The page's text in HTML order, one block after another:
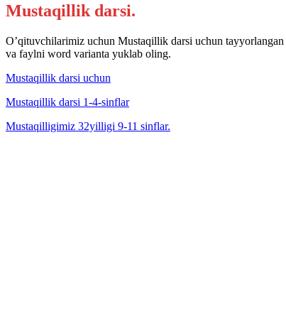
Mustaqillik darsi.
O’qituvchilarimiz uchun Mustaqillik darsi uchun
va faylni word varianta yuklab oling.
Mustaqillik darsi uchun
Mustaqillik darsi 1-4-sinflar
Mustaqilligimiz 32yilligi 9-11 sinflar.